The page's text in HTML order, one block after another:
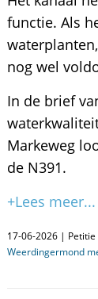
functie. Als
nog wel
In de brief
Markeweg
de N391.
+Lees meer...
17-06-2026 | Petitie
Weerdingermond